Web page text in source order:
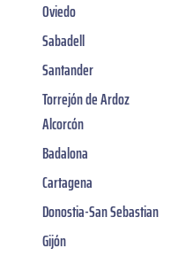
Oviedo
Sabadell
Santander
Torrejón de Ardoz
Alcorcón
Badalona
Cartagena
Donostia-San Sebastian
Gijón